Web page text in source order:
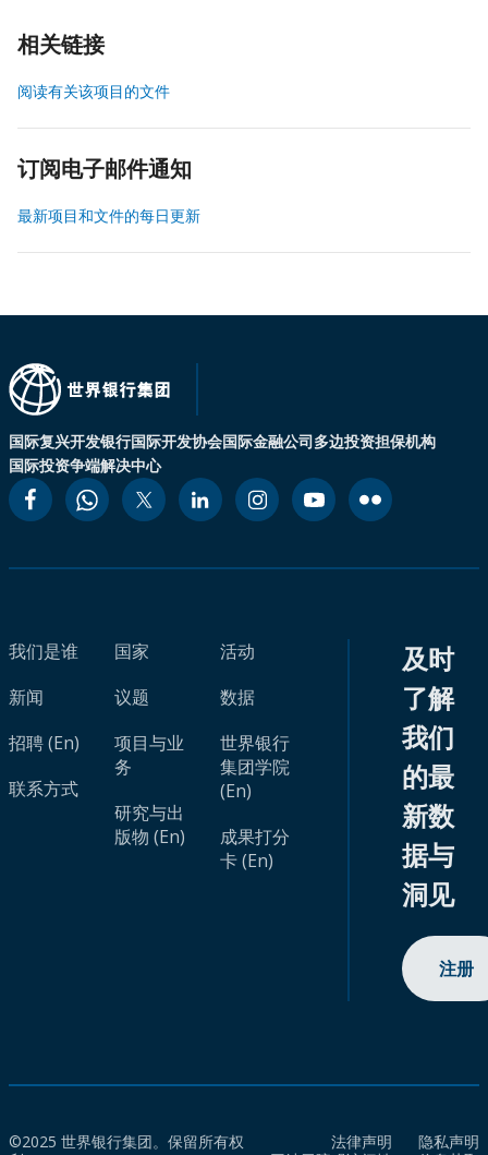
相关链接
阅读有关该项目的文件
订阅电子邮件通知
最新项目和文件的每日更新
国际复兴开发银行国际开发协会国际金融公司多边投资担保机构
国际投资争端解决中心
我们是谁
新闻
招聘 (En)
联系方式
国家
议题
项目与业
务
研究与出
版物 (En)
活动
数据
世界银行
集团学院
(En)
成果打分
卡 (En)
及时
了解
我们
的最
新数
据与
洞见
注册
©2025 世界银行集团。保留所有权
法律声明
隐私声明